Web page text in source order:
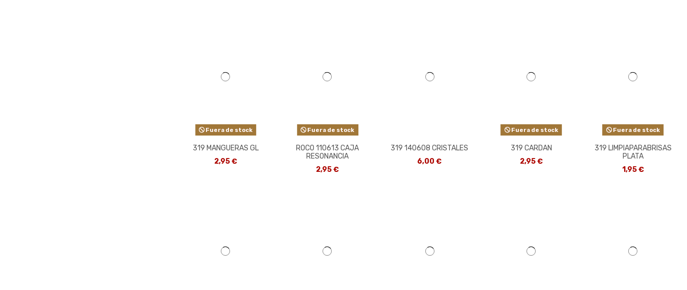
Fuera de stock
319 MANGUERAS GL
2,95 €
Fuera de stock
ROCO 110613 CAJA
RESONANCIA
2,95 €
319 140608 CRISTALES
6,00 €
Fuera de stock
319 CARDAN
2,95 €
Fuera de stock
319 LIMPIAPARABRISAS
PLATA
1,95 €